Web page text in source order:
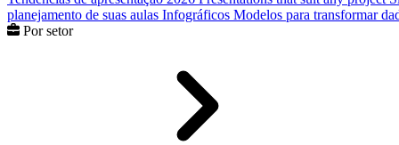
planejamento de suas aulas Infográficos Modelos para transformar
Por setor